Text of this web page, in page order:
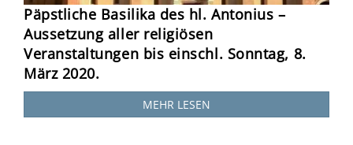
Päpstliche Basilika des hl. Antonius –
Aussetzung aller religiösen
Veranstaltungen bis einschl. Sonntag, 8.
März 2020.
MEHR LESEN